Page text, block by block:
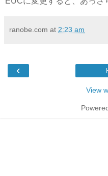
ranobe.com at 2:23 am
‹
View